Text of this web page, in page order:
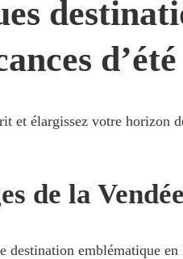
et élargissez votre horizon
de la
destination emblématique